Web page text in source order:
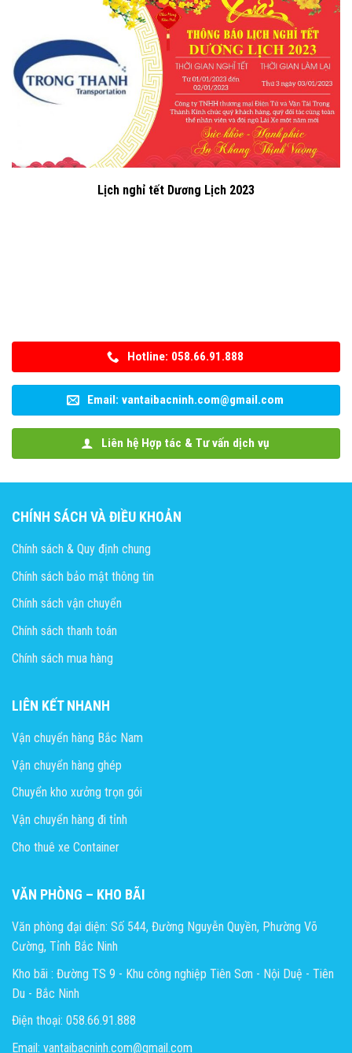
Lịch nghỉ tết Dương Lịch 2023
Hotline: 058.66.91.888
Email: vantaibacninh.com@gmail.com
Liên hệ Hợp tác & Tư vấn dịch vụ
CHÍNH SÁCH VÀ ĐIỀU KHOẢN
Chính sách & Quy định chung
Chính sách bảo mật thông tin
Chính sách vận chuyển
Chính sách thanh toán
Chính sách mua hàng
LIÊN KẾT NHANH
Vận chuyển hàng Bắc Nam
Vận chuyển hàng ghép
Chuyển kho xưởng trọn gói
Vận chuyển hàng đi tỉnh
Cho thuê xe Container
VĂN PHÒNG – KHO BÃI
Văn phòng đại diện: Số 544, Đường Nguyễn Quyền, Phường Võ
Cường, Tỉnh Bắc Ninh
Kho bãi : Đường TS 9 - Khu công nghiệp Tiên Sơn - Nội Duệ - Tiên
Du - Bắc Ninh
Điện thoại: 058.66.91.888
Email: vantaibacninh.com@gmail.com